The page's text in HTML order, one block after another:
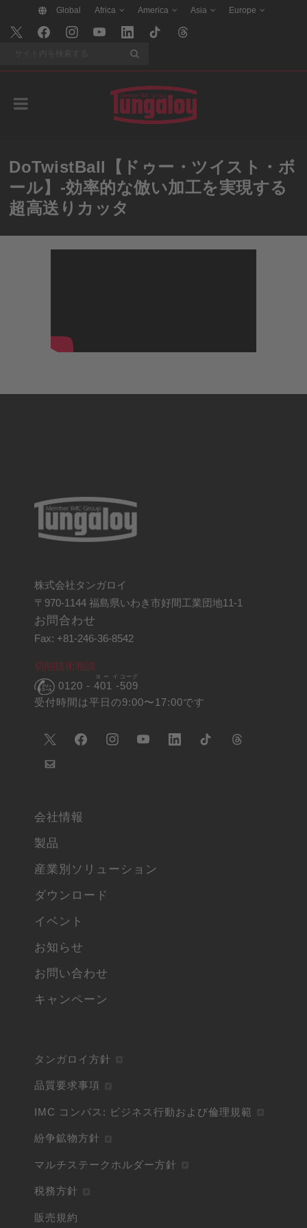
Global Africa America Asia Europe
DoTwistBall【ドゥー・ツイスト・ボ
ール】-効率的な倣い加工を実現する
超高送りカッタ
株式会社タンガロイ
〒970-1144 福島県いわき市好間工業団地11-1
お問合わせ
Fax: +81-246-36-8542
切削技術相談
0120 - 401 -
ヨーイ
509
コーグ
受付時間は平日の9:00〜17:00です
会社情報
製品
産業別ソリューション
ダウンロード
イベント
お知らせ
お問い合わせ
キャンペーン
タンガロイ方針
品質要求事項
IMC コンパス: ビジネス行動および倫理規範
紛争鉱物方針
マルチステークホルダー方針
税務方針
販売規約